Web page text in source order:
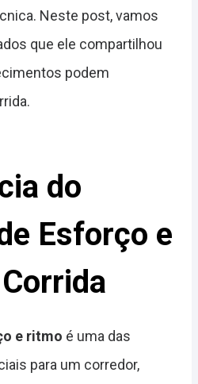
Neste post, vamos
que ele compartilhou
podem
do
Esforço e
e ritmo é uma das
para um corredor,